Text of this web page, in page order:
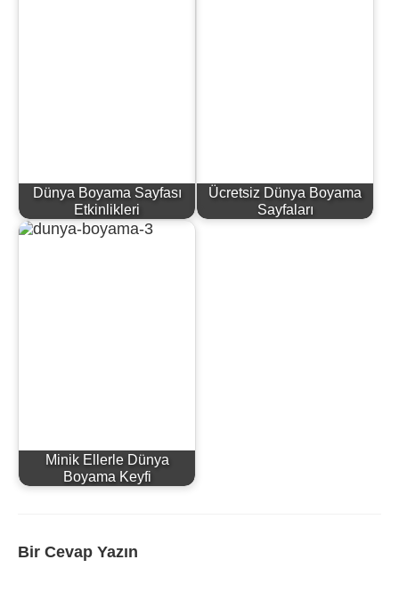
Dünya Boyama Sayfası
Etkinlikleri
Ücretsiz Dünya Boyama
Sayfaları
Minik Ellerle Dünya
Boyama Keyfi
Bir Cevap Yazın